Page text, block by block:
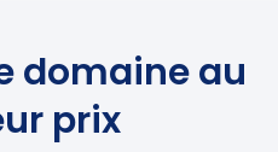
domaine au
prix